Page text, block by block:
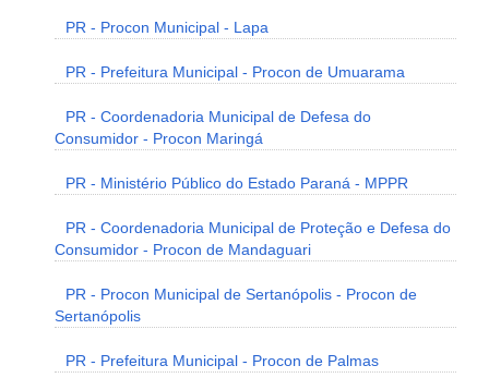
PR - Procon Municipal - Lapa
PR - Prefeitura Municipal - Procon de Umuarama
PR - Coordenadoria Municipal de Defesa do
Consumidor - Procon Maringá
PR - Ministério Público do Estado Paraná - MPPR
PR - Coordenadoria Municipal de Proteção e Defesa do
Consumidor - Procon de Mandaguari
PR - Procon Municipal de Sertanópolis - Procon de
Sertanópolis
PR - Prefeitura Municipal - Procon de Palmas